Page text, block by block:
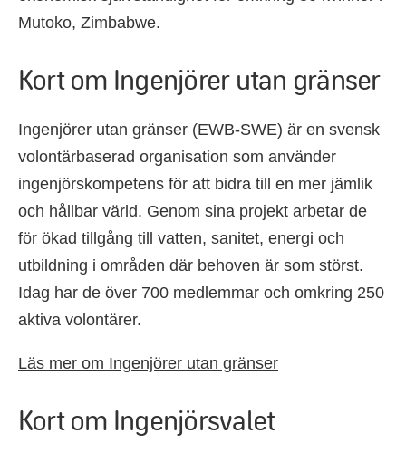
Mutoko, Zimbabwe.
Kort om Ingenjörer utan gränser
Ingenjörer utan gränser (EWB-SWE) är en svensk
volontärbaserad organisation som använder
ingenjörskompetens för att bidra till en mer jämlik
och hållbar värld. Genom sina projekt arbetar de
för ökad tillgång till vatten, sanitet, energi och
utbildning i områden där behoven är som störst.
Idag har de över 700 medlemmar och omkring 250
aktiva volontärer.
Läs mer om Ingenjörer utan gränser
Kort om Ingenjörsvalet